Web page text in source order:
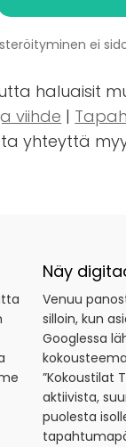
ei
haluaisit
viihde |
yhteyttä
Näy
Venuu
silloin, kun
Googlessa
”Kokoustilat
aktiivista,
puolesta